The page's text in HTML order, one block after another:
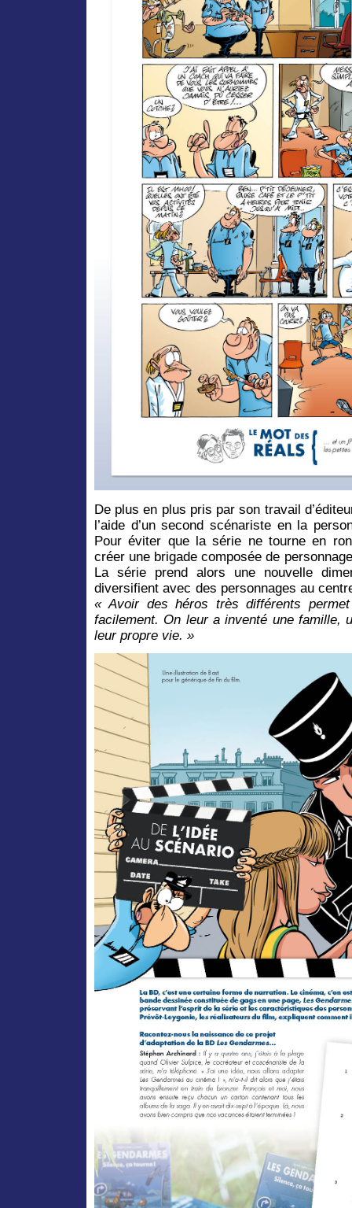
De plus en plus pris par son travail
l’aide d’un second scénariste en la
Pour éviter que la série ne tourne en
créer une brigade composée de
La série prend alors une nouvelle
diversifient avec des personnages au
« Avoir des héros très différents
facilement. On leur a inventé une famille,
leur propre vie. »